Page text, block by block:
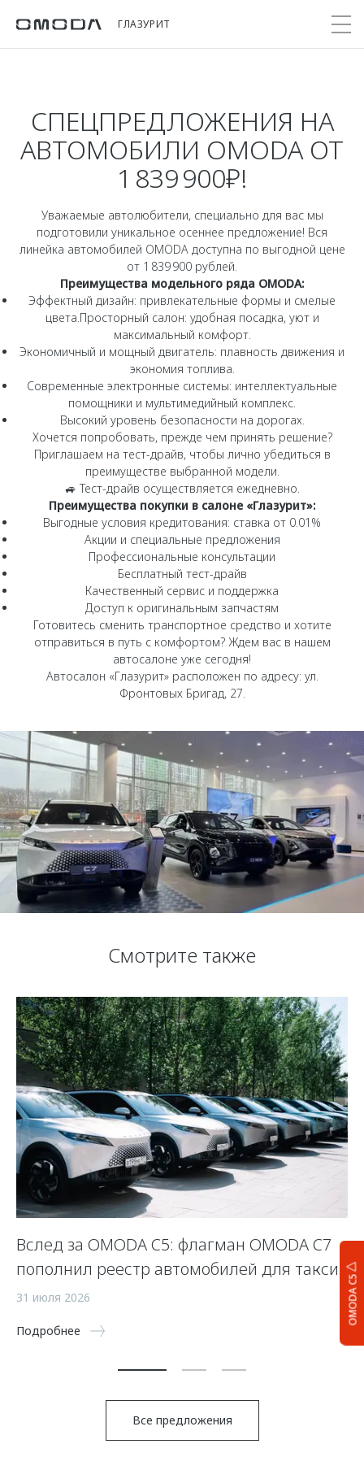
ГЛАЗУРИТ
Модели
C5
от 2 739 000 ₽*
Покупателям
Выбор и покупка
Сравнить комплектации
Записаться на тест-драйв
Cпецпредложения
OMODA Лизинг
Кредит и страхование
Кредитные программы
Кредитный калькулятор
Аксессуары
Одежда и сувениры
Оригинальные аксессуары
Запчасти
Калькулятор трейд-ин
Владельцам
Сервис
Записаться на сервис
Кузовной ремонт
Поддержка
Гарантия
Дополнительная техническая поддержка
Руководства по эксплуатации
Клиентская поддержка
O&J Автоклуб
Клуб владельцев OMODA
Приложение O&J
Аксессуары
Одежда и сувениры
Оригинальные аксессуары
Мир OMODA
О бренде
Онлайн-сервисы
Приложение O&J
Клуб владельцев OMODA
Бренд JAECOO
Правовая информация
Обратная связь
OMODA C5
СПЕЦПРЕДЛОЖЕНИЯ НА
АВТОМОБИЛИ OMODA ОТ
1 839 900₽!
Уважаемые автолюбители, специально для вас мы
подготовили уникальное осеннее предложение! Вся
линейка автомобилей OMODA доступна по выгодной цене
от 1 839 900 рублей.
Преимущества модельного ряда OMODA:
Эффектный дизайн: привлекательные формы и смелые
цвета.Просторный салон: удобная посадка, уют и
максимальный комфорт.
Экономичный и мощный двигатель: плавность движения и
экономия топлива.
Современные электронные системы: интеллектуальные
помощники и мультимедийный комплекс.
Высокий уровень безопасности на дорогах.
Хочется попробовать, прежде чем принять решение?
Приглашаем на тест-драйв, чтобы лично убедиться в
преимуществе выбранной модели.
🚙 Тест-драйв осуществляется ежедневно.
Преимущества покупки в салоне «Глазурит»:
Выгодные условия кредитования: ставка от 0.01%
Акции и специальные предложения
Профессиональные консультации
Бесплатный тест-драйв
Качественный сервис и поддержка
Доступ к оригинальным запчастям
Готовитесь сменить транспортное средство и хотите
отправиться в путь с комфортом? Ждем вас в нашем
автосалоне уже сегодня!
Автосалон «Глазурит» расположен по адресу: ул.
Фронтовых Бригад, 27.
Смотрите также
Вслед за OMODA C5: флагман OMODA C7
пополнил реестр автомобилей для такси
31 июля 2026
Подробнее
9
Все предложения